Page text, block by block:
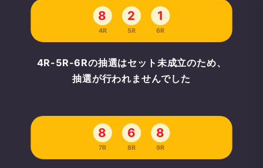
8
4R
2
5R
1
6R
4R-5R-6Rの抽選はセット未成立のため、
抽選が行われませんでした
8
7R
6
8R
8
9R